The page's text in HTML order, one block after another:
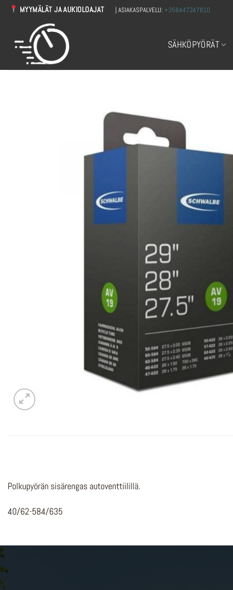
Skip
MYYMÄLÄT JA AUKIOLOAJAT | ASIAKASPALVELU:+358447247810
SÄHKÖPYÖRÄT
Polkupyörän sisärengas autoventtiilillä.
40/62-584/635